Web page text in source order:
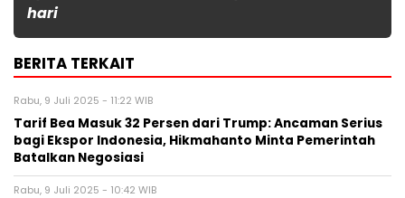
hari
BERITA TERKAIT
Rabu, 9 Juli 2025 - 11:22 WIB
Tarif Bea Masuk 32 Persen dari Trump: Ancaman Serius
bagi Ekspor Indonesia, Hikmahanto Minta Pemerintah
Batalkan Negosiasi
Rabu, 9 Juli 2025 - 10:42 WIB